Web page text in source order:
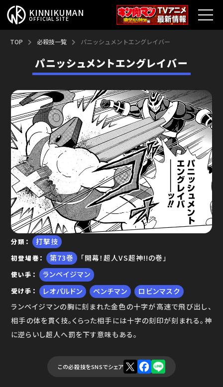
KINNIKUMAN
OFFICIAL SITE
TOP
キン肉マンとは？
最新情報
アニメ
コミックス
特集
超人総選挙
新超人募集
ゆで問答
TOP 必殺技一覧 パニッシュメントエングレイバー
パニッシュメントエングレイバー
分類 打撃技
初登場巻 73 「開幕！超人VS超神!!の巻」
使い手 ランペイジマン
受け手 レオパルドン ペンチマン
ロビンマスク
ランペイジマンの胸に刻まれた金色の十字が高速で飛び出し、
相手の体を貫く技。くらった相手には十字の刻印が刻まれる。神
に逆らいし超人へ罰を下す意味もある。
この必殺技をSNSでシェア